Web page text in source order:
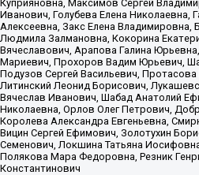
Куприяновна, Максимов Сергей
Иванович, Голубева Елена Николаевна,
Алексеевна, Закс Елена Владимировна,
Людмила Залмановна, Кокорина
Вячеславович, Арапова Галина
Мариевич, Прохоров Вадим Юрьевич,
Подузов Сергей Васильевич, Протасова
Литинский Леонид Борисович,
Вячеслав Иванович, Шабад Анатолий
Николаевна, Орлов Олег Петрович,
Королева Александра Евгеньевна,
Вицин Сергей Ефимович, Золотухин
Семенович, Локшина Татьяна
Полякова Мара Федоровна, Резник
Константинович